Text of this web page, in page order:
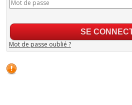
Mot de passe oublié ?